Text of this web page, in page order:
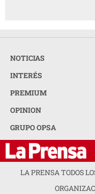
NOTICIAS
INTERÉS
PREMIUM
OPINION
GRUPO OPSA
LA PRENSA TODOS